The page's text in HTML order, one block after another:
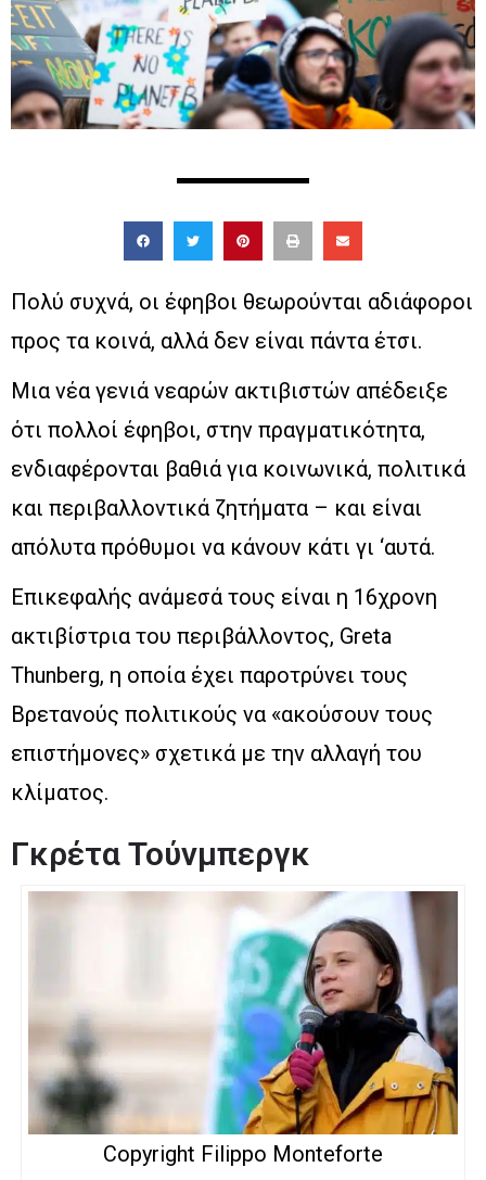
Πολύ συχνά, οι έφηβοι θεωρούνται αδιάφοροι
προς τα κοινά, αλλά δεν είναι πάντα έτσι.
Μια νέα γενιά νεαρών ακτιβιστών απέδειξε
ότι πολλοί έφηβοι, στην πραγματικότητα,
ενδιαφέρονται βαθιά για κοινωνικά, πολιτικά
και περιβαλλοντικά ζητήματα – και είναι
απόλυτα πρόθυμοι να κάνουν κάτι γι ‘αυτά.
Επικεφαλής ανάμεσά τους είναι η 16χρονη
ακτιβίστρια του περιβάλλοντος, Greta
Thunberg, η οποία έχει παροτρύνει τους
Βρετανούς πολιτικούς να «ακούσουν τους
επιστήμονες» σχετικά με την αλλαγή του
κλίματος.
Γκρέτα Τούνμπεργκ
Copyright Filippo Monteforte